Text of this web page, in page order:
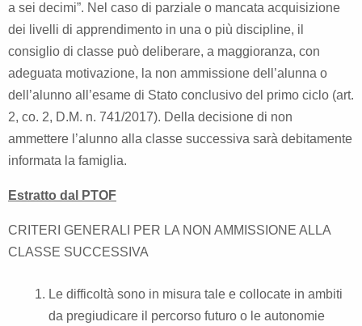
a sei decimi”. Nel caso di parziale o mancata acquisizione
dei livelli di apprendimento in una o più discipline, il
consiglio di classe può deliberare, a maggioranza, con
adeguata motivazione, la non ammissione dell’alunna o
dell’alunno all’esame di Stato conclusivo del primo ciclo (art.
2, co. 2, D.M. n. 741/2017). Della decisione di non
ammettere l’alunno alla classe successiva sarà debitamente
informata la famiglia.
Estratto dal PTOF
CRITERI GENERALI PER LA NON AMMISSIONE ALLA
CLASSE SUCCESSIVA
Le difficoltà sono in misura tale e collocate in ambiti
da pregiudicare il percorso futuro o le autonomie